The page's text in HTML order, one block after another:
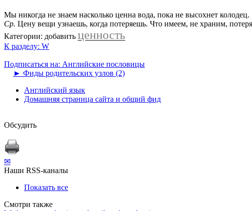
Мы никогда не знаем насколько ценна вода, пока не высохнет колодец.
Ср. Цену вещи узнаешь, когда потеряешь. Что имеем, не храним,
Категории: добавить ценность
К разделу: W
Подписаться на: Английские пословицы
► Фиды родительских узлов (2)
Английский язык
Домашняя страница сайта и общий фид
Обсудить
✉
Наши RSS-каналы
Показать все
Смотри также